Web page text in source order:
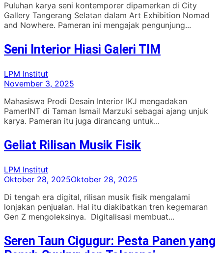
Puluhan karya seni kontemporer dipamerkan di City
Gallery Tangerang Selatan dalam Art Exhibition Nomad
and Nowhere. Pameran ini mengajak pengunjung...
Seni Interior Hiasi Galeri TIM
LPM Institut
November 3, 2025
Mahasiswa Prodi Desain Interior IKJ mengadakan
PamerINT di Taman Ismail Marzuki sebagai ajang unjuk
karya. Pameran itu juga dirancang untuk...
Geliat Rilisan Musik Fisik
LPM Institut
Oktober 28, 2025Oktober 28, 2025
Di tengah era digital, rilisan musik fisik mengalami
lonjakan penjualan. Hal itu diakibatkan tren kegemaran
Gen Z mengoleksinya. Digitalisasi membuat...
Seren Taun Cigugur: Pesta Panen yang